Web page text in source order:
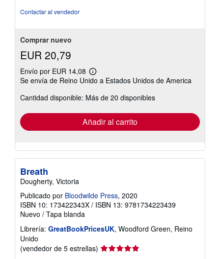
Contactar al vendedor
Comprar nuevo
EUR 20,79
Envío por EUR 14,08
Más
información
las
envío
Se envía de Reino Unido a Estados Unidos de America
Cantidad disponible: Más de 20 disponibles
Añadir al carrito
Breath
Dougherty, Victoria
Publicado por Bloodwilde Press, 2020
ISBN 10: 173422343X / ISBN 13: 9781734223439
Nuevo / Tapa blanda
Librería: GreatBookPricesUK, Woodford Green, Reino
Unido
(vendedor de 5 estrellas) Calificación